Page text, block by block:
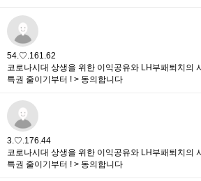
54.♡.161.62
코로나시대 상생을 위한 이익공유와 LH부패퇴치의
특권 줄이기부터 ! > 동의합니다
3.♡.176.44
코로나시대 상생을 위한 이익공유와 LH부패퇴치의
특권 줄이기부터 ! > 동의합니다